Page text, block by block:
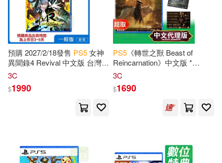
Oracle(1) Press(1)
Reed(1) Rob(1)
Ryan(1) Ryder H.(1)
Stead(1) Tatiana(1)
預購 2027/2/18發售 PS5女神
異聞錄4 Revival 中文版 台灣公
司貨
3C
$1990
PS5 《轉世之獸 Beast of
Reincarnation》中文版 *
SONY
3C
$1690